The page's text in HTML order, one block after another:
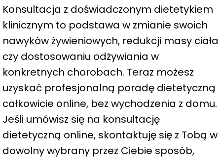
Konsultacja z doświadczonym dietetykiem
klinicznym to podstawa w zmianie swoich
nawyków żywieniowych, redukcji masy ciała
czy dostosowaniu odżywiania w
konkretnych chorobach. Teraz możesz
uzyskać profesjonalną poradę dietetyczną
całkowicie online, bez wychodzenia z domu.
Jeśli umówisz się na konsultację
dietetyczną online, skontaktuję się z Tobą w
dowolny wybrany przez Ciebie sposób,